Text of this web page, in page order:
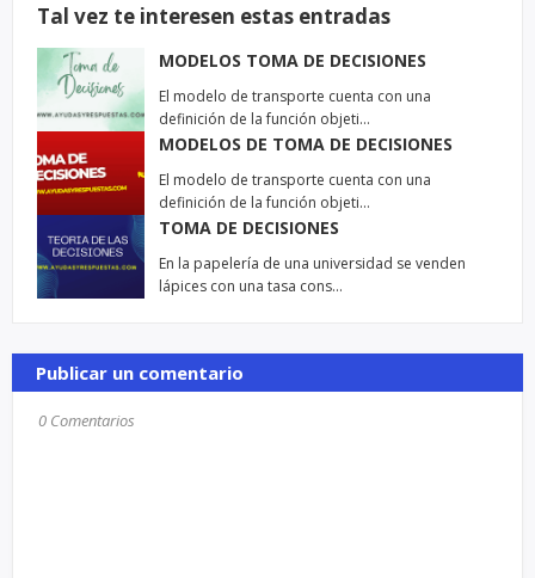
Tal vez te interesen estas entradas
MODELOS TOMA DE DECISIONES
El modelo de transporte cuenta con una
definición de la función objeti…
MODELOS DE TOMA DE DECISIONES
El modelo de transporte cuenta con una
definición de la función objeti…
TOMA DE DECISIONES
En la papelería de una universidad se venden
lápices con una tasa cons…
Publicar un comentario
0 Comentarios